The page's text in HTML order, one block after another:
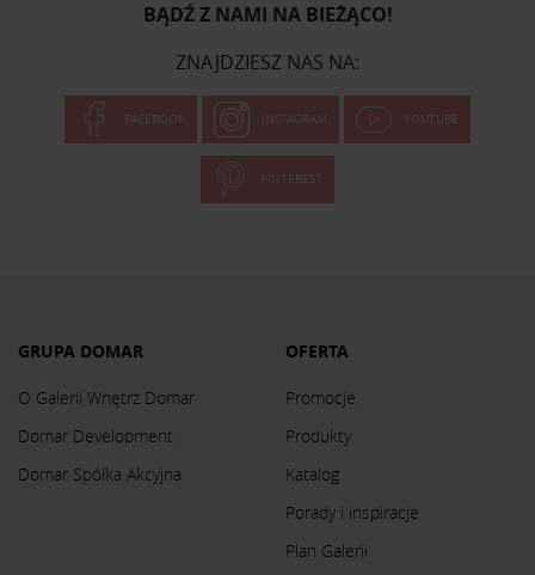
BĄDŹ Z NAMI NA BIEŻĄCO!
ZNAJDZIESZ NAS NA:
FACEBOOK INSTAGRAM YOUTUBE
PINTEREST
GRUPA DOMAR
O Galerii Wnętrz Domar
Domar Development
Domar Spółka Akcyjna
OFERTA
Promocje
Produkty
Katalog
Porady i inspiracje
Plan Galerii